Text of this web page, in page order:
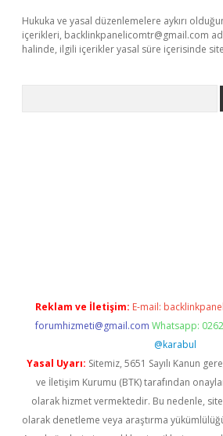
Hukuka ve yasal düzenlemelere aykırı
içerikleri, backlinkpanelicomtr@gmail.com
halinde, ilgili içerikler yasal süre içerisinde
Reklam ve İletişim: E-mail:
forumhizmeti@gmail.com Whatsapp:
@karabul
Yasal Uyarı: Sitemiz, 5651 Sayılı Kanun
ve İletişim Kurumu (BTK) tarafından
olarak hizmet vermektedir. Bu nedenle,
olarak denetleme veya araştırma